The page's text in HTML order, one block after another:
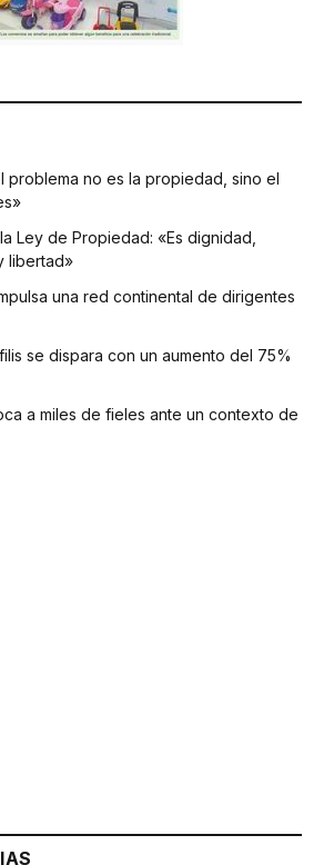
problema no es la propiedad, sino el
Ley de Propiedad: «Es dignidad,
libertad»
una red continental de dirigentes
se dispara con un aumento del 75%
a miles de fieles ante un contexto de